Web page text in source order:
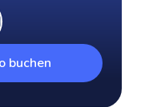
buchen